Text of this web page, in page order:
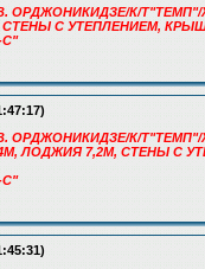
К/Т"ТЕМП"/
СТЕНЫ С УТЕПЛЕНИЕМ,
С"
К/Т"ТЕМП"/
ЛОДЖИЯ 7,2М, СТЕНЫ С
С"